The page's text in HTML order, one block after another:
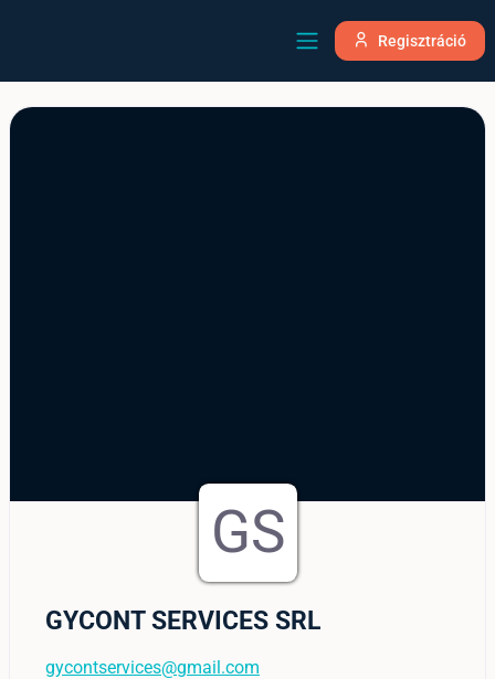
Regisztráció
GS
GYCONT SERVICES SRL
gycontservices@gmail.com